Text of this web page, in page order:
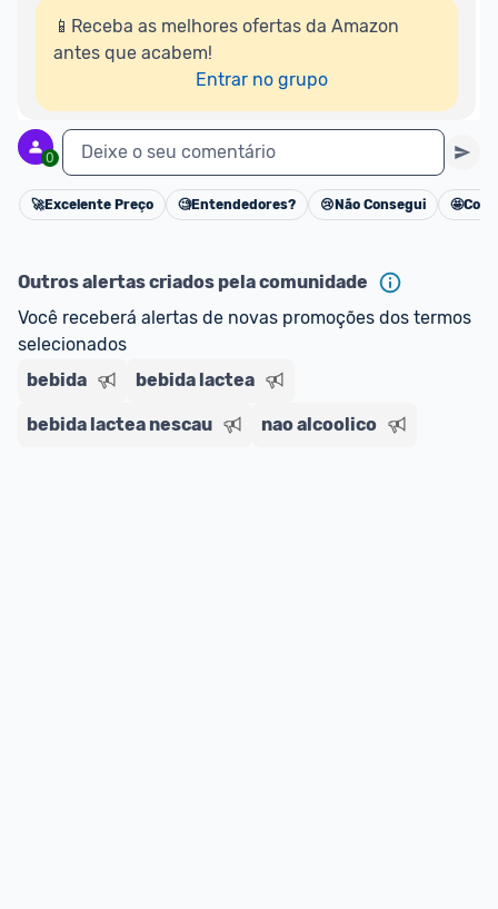
📱Receba as melhores ofertas da Amazon
antes que acabem!
Entrar no grupo
0 Deixe o seu comentário
Cancelar
🚀Excelente Preço 🧐Entendedores? 😢 Não Consegui 🤩
Outros alertas criados pela comunidade
Você receberá alertas de novas promoções dos termos
selecionados
bebida
bebida lactea
bebida lactea nescau nao alcoolico